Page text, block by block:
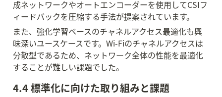
成ネットワークやオートエンコーダーを使用してCSIフ
ィードバックを圧縮する手法が提案されています。
また、強化学習ベースのチャネルアクセス最適化も興
味深いユースケースです。Wi-Fiのチャネルアクセスは
分散型であるため、ネットワーク全体の性能を最適化
することが難しい課題でした。
4.4 標準化に向けた取り組みと課題